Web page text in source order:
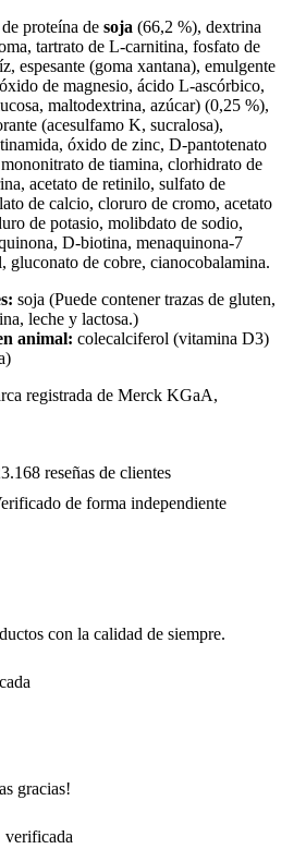
proteína de soja (66,2 %), dextrina
tartrato de L-carnitina, fosfato de
espesante (goma xantana), emulgente
de magnesio, ácido L-ascórbico,
maltodextrina, azúcar) (0,25 %),
(acesulfamo K, sucralosa),
óxido de zinc, D-pantotenato
de tiamina, clorhidrato de
acetato de retinilo, sulfato de
de calcio, cloruro de cromo, acetato
de potasio, molibdato de sodio,
D-biotina, menaquinona-7
de cobre, cianocobalamina.
soja (Puede contener trazas de gluten,
leche y lactosa.)
animal: colecalciferol (vitamina D3)
registrada de Merck KGaA,
reseñas de clientes
de forma independiente
con la calidad de siempre.
gracias!
verificada